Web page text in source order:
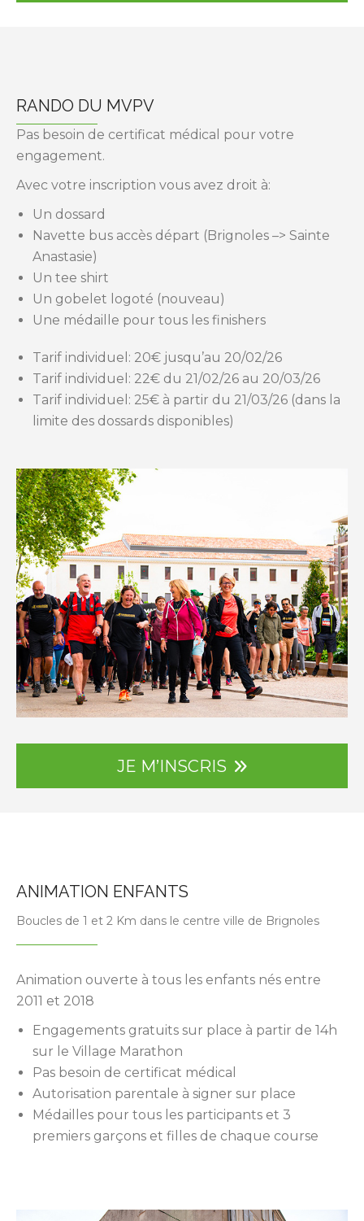
RANDO DU MVPV
Pas besoin de certificat médical pour votre
engagement.
Avec votre inscription vous avez droit à:
Un dossard
Navette bus accès départ (Brignoles –> Sainte
Anastasie)
Un tee shirt
Un gobelet logoté (nouveau)
Une médaille pour tous les finishers
Tarif individuel: 20€ jusqu’au 20/02/26
Tarif individuel: 22€ du 21/02/26 au 20/03/26
Tarif individuel: 25€ à partir du 21/03/26 (dans la
limite des dossards disponibles)
JE M’INSCRIS
ANIMATION ENFANTS
Boucles de 1 et 2 Km dans le centre ville de Brignoles
Animation ouverte à tous les enfants nés entre
2011 et 2018
Engagements gratuits sur place à partir de 14h
sur le Village Marathon
Pas besoin de certificat médical
Autorisation parentale à signer sur place
Médailles pour tous les participants et 3
premiers garçons et filles de chaque course